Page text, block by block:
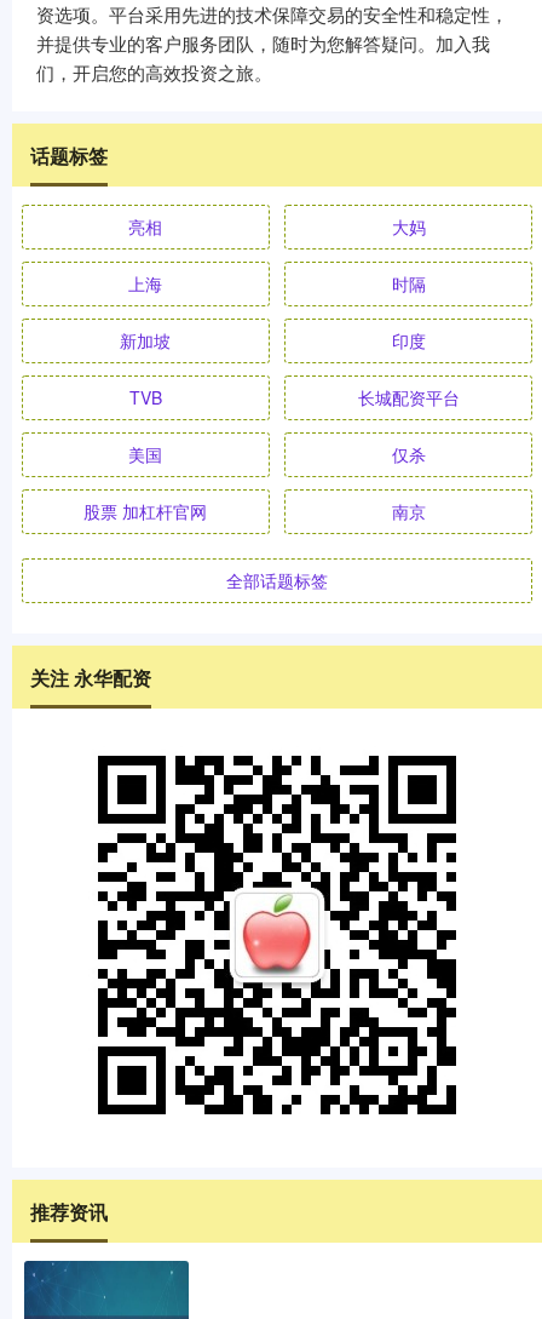
资选项。平台采用先进的技术保障交易的安全性和稳定性，
并提供专业的客户服务团队，随时为您解答疑问。加入我
们，开启您的高效投资之旅。
话题标签
亮相 大妈
上海 时隔
新加坡 印度
TVB 长城配资平台
美国 仅杀
股票 加杠杆官网 南京
全部话题标签
关注 永华配资
推荐资讯